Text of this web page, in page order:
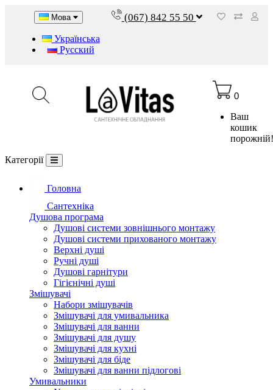
Мова
Українська
Русский
(067) 842 55 50
0
Ваш
кошик
Категорії
Головна
Сантехніка
Душова програма
Душові системи зовнішнього монтажу
Душові системи прихованого монтажу
Верхні душі
Ручні душі
Душові гарнітури
Гігієнічні душі
Змішувачі
Набори змішувачів
Змішувачі для умивальника
Змішувачі для ванни
Змішувачі для душу
Змішувачі для кухні
Змішувачі для біде
Змішувачі для ванни підлогові
Умивальники